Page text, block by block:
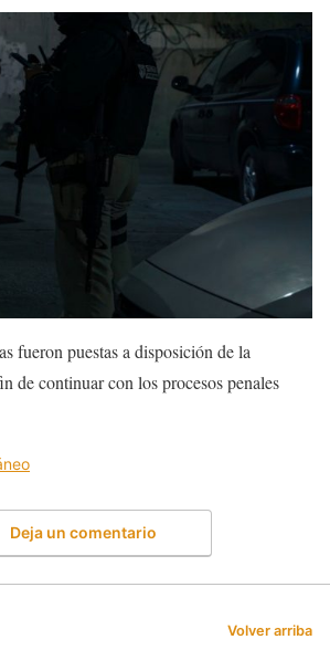
fueron puestas a disposición de la
de continuar con los procesos penales
Deja un comentario
Volver arriba